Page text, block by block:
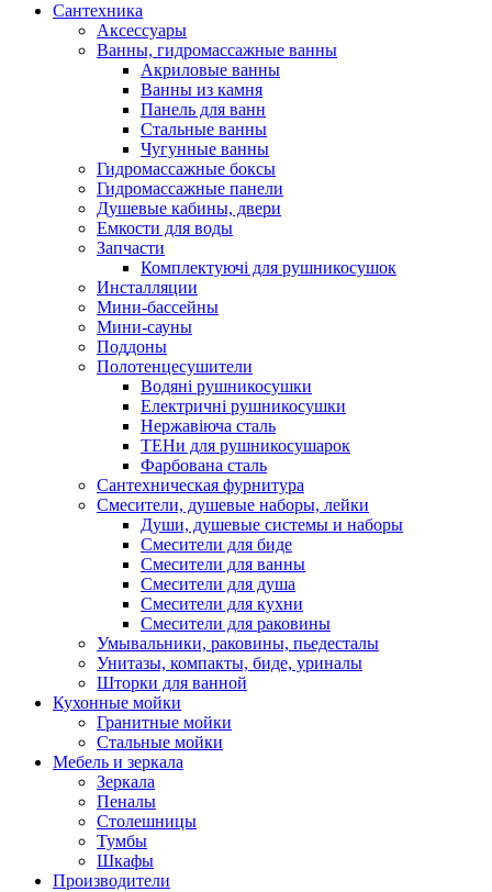
Сантехника
Аксессуары
Ванны, гидромассажные ванны
Акриловые ванны
Ванны из камня
Панель для ванн
Стальные ванны
Чугунные ванны
Гидромассажные боксы
Гидромассажные панели
Душевые кабины, двери
Емкости для воды
Запчасти
Комплектуючі для рушникосушок
Инсталляции
Мини-бассейны
Мини-сауны
Поддоны
Полотенцесушители
Водяні рушникосушки
Електричні рушникосушки
Нержавіюча сталь
ТЕНи для рушникосушарок
Фарбована сталь
Сантехническая фурнитура
Смесители, душевые наборы, лейки
Души, душевые системы и наборы
Смесители для биде
Смесители для ванны
Смесители для душа
Смесители для кухни
Смесители для раковины
Умывальники, раковины, пьедесталы
Унитазы, компакты, биде, уриналы
Шторки для ванной
Кухонные мойки
Гранитные мойки
Стальные мойки
Мебель и зеркала
Зеркала
Пеналы
Столешницы
Тумбы
Шкафы
Производители